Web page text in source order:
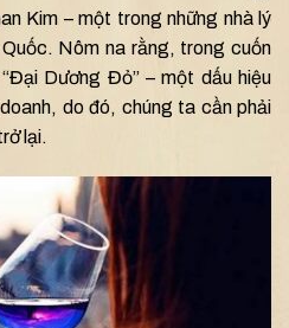
Kim – một trong những nhà lý
Nôm na rằng, trong cuốn
Dương Đỏ” – một dấu hiệu
do đó, chúng ta cần phải
lại.